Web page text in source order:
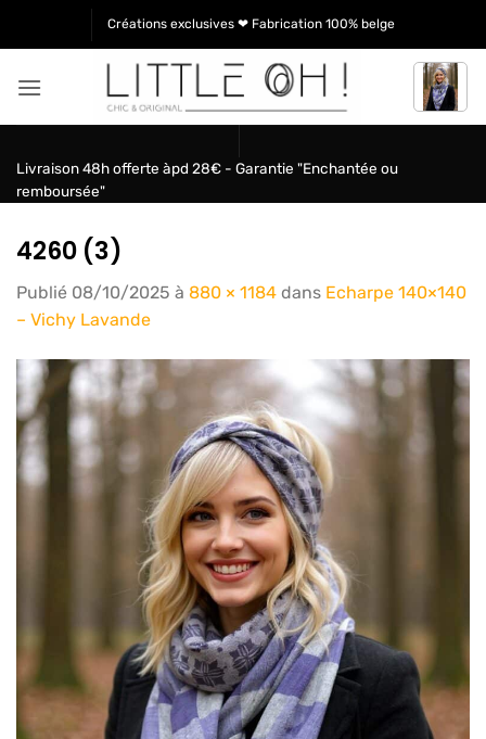
Créations exclusives ❤ Fabrication 100% belge
Livraison 48h offerte àpd 28€ - Garantie "Enchantée ou
remboursée"
4260 (3)
Publié 08/10/2025 à 880 × 1184 dans Echarpe 140×140
– Vichy Lavande